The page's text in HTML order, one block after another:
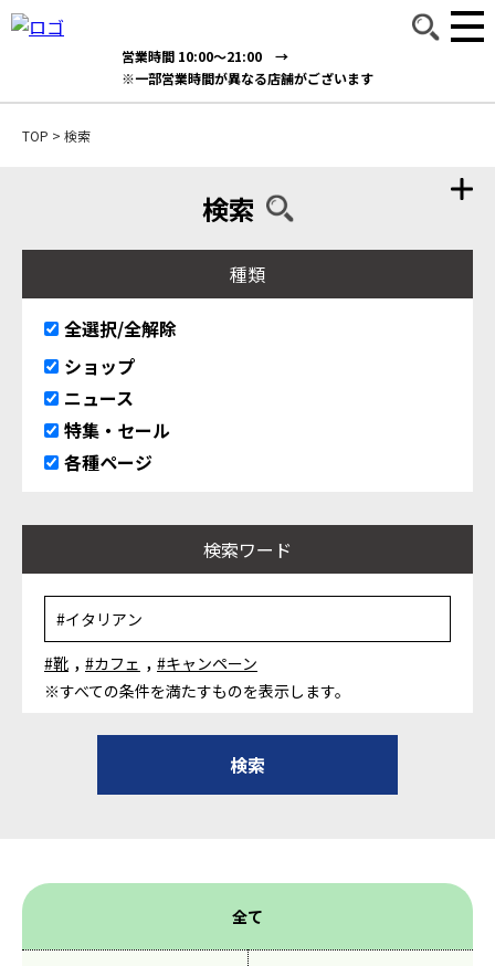
営業時間 10:00～21:00 →
※一部営業時間が異なる店舗がございます
TOP > 検索
検索
種類
全選択/全解除
ショップ
ニュース
特集・セール
各種ページ
検索ワード
#靴 , #カフェ , #キャンペーン
※すべての条件を満たすものを表示します。
全て